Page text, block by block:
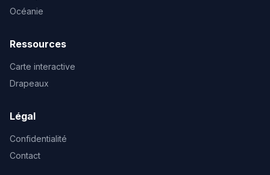
Océanie
Ressources
Carte interactive
Drapeaux
Légal
Confidentialité
Contact